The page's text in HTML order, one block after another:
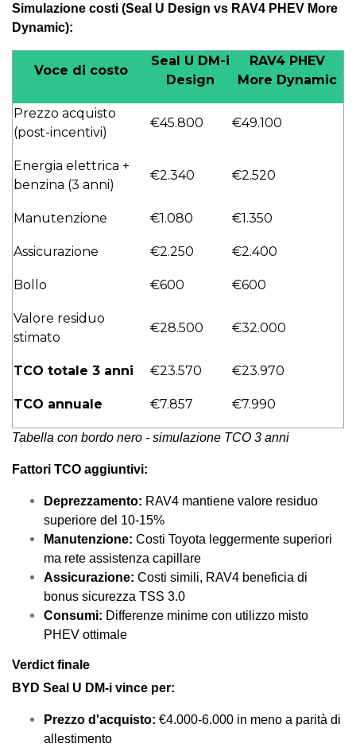
Simulazione costi (Seal U Design vs RAV4 PHEV More
Dynamic):
Voce di costo
Seal U DM-i
Design
RAV4 PHEV
More Dynamic
Prezzo acquisto
(post-incentivi)
€45.800 €49.100
Energia elettrica +
benzina (3 anni)
€2.340 €2.520
Manutenzione €1.080 €1.350
Assicurazione €2.250 €2.400
Bollo €600 €600
Valore residuo
stimato
€28.500 €32.000
TCO totale 3 anni €23.570 €23.970
TCO annuale €7.857 €7.990
Tabella con bordo nero - simulazione TCO 3 anni
Fattori TCO aggiuntivi:
Deprezzamento: RAV4 mantiene valore residuo
superiore del 10-15%
Manutenzione: Costi Toyota leggermente superiori
ma rete assistenza capillare
Assicurazione: Costi simili, RAV4 beneficia di
bonus sicurezza TSS 3.0
Consumi: Differenze minime con utilizzo misto
PHEV ottimale
Verdict finale
BYD Seal U DM-i vince per:
Prezzo d'acquisto: €4.000-6.000 in meno a parità di
allestimento